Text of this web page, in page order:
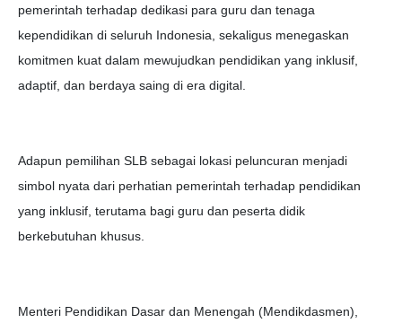
pemerintah terhadap dedikasi para guru dan tenaga
kependidikan di seluruh Indonesia, sekaligus menegaskan
komitmen kuat dalam mewujudkan pendidikan yang inklusif,
adaptif, dan berdaya saing di era digital.
Adapun pemilihan SLB sebagai lokasi peluncuran menjadi
simbol nyata dari perhatian pemerintah terhadap pendidikan
yang inklusif, terutama bagi guru dan peserta didik
berkebutuhan khusus.
Menteri Pendidikan Dasar dan Menengah (Mendikdasmen),